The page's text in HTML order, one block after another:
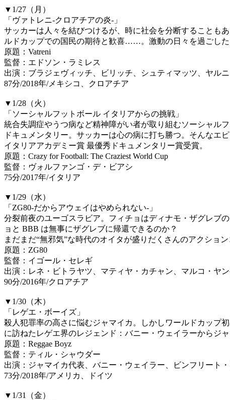
▼1/27（月）
「ヴァトレニ-クロアチアの炎-」
サッカーは人々を結びつけるが、時に社会を分断することも
ルドカップでの国民の期待と歓喜……。激動の日々を過ごし
原題：Vatreni
監督：エドソン・ラミレス
出演：ブラジェヴィッチ、ビリッチ、シュティマッツ、ヤル
87分/2018年/メキシコ、クロアチア
▼1/28（火）
「ソーシャルフットボール イタリアからの挑戦」
統合失調症やうつ病など精神障がい者が取り組むソーシャル
ドキュメンタリー。サッカーは心の病に打ち勝つ。そんなエ
イタリアアカデミー賞 最優秀ドキュメンタリー賞受賞。
原題：Crazy for Football: The Craziest World Cup
監督：ヴォルファンゴ・デ・ビアシ
75分/2017年/イタリア
▼1/29（水）
「ZG80-だからアウェイはやめられない-」
分裂前夜のユーゴスラビア。フィチョはディナモ・ザグレブ
ョと BBB は無事にザグレブに帰還できるのか？
まだまだ“無邪気”な時代のオイタが盛りだくさんのアクション
原題：ZG80
監督：イゴール・セレギ
出演：レネ・ビトラヤツ、マティヤ・カチャン、マルコ・ヤ
90分/2016年/クロアチア
▼1/30（木）
「レゲエ・ボーイズ」
殺人犯罪率の高さに悩むジャマイカ。しかしワールドカップ
に訪ねたレゲエ界のレジェンド：バニー・ウェイラーからジ
原題：Reggae Boyz
監督：ティル・シャウダー
出演：ジャマイカ代表、バニー・ウェイラー、ビンフリート
73分/2018年/アメリカ、ドイツ
▼1/31（金）